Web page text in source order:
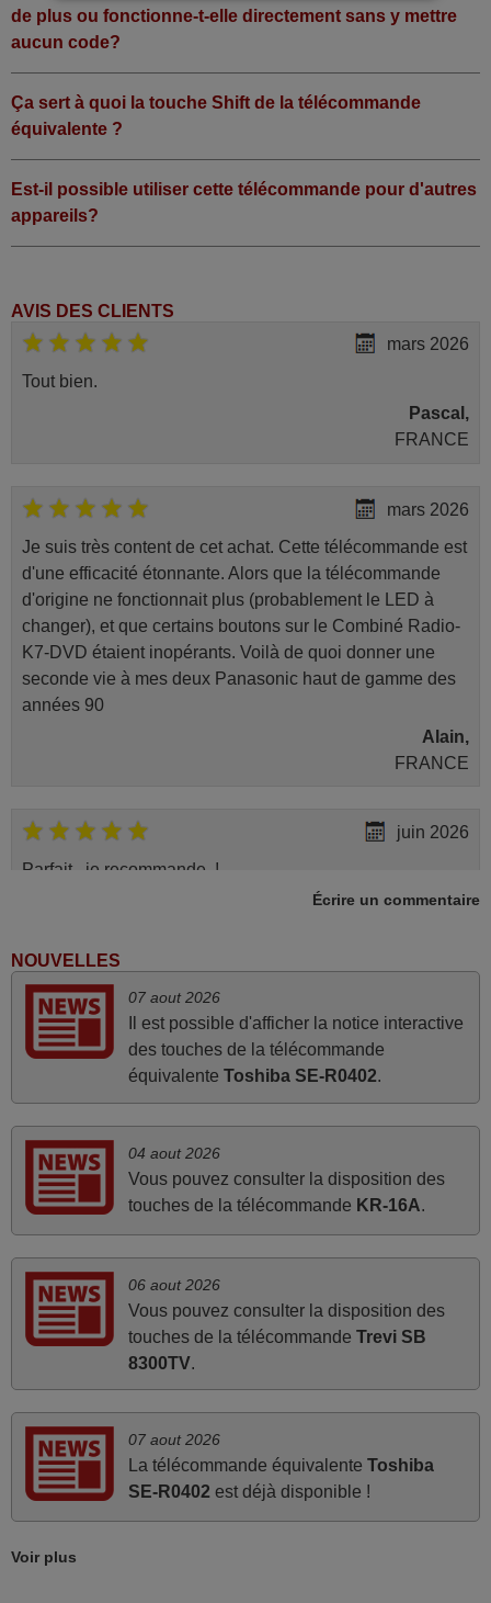
de plus ou fonctionne-t-elle directement sans y mettre
aucun code?
Ça sert à quoi la touche Shift de la télécommande
équivalente ?
Est-il possible utiliser cette télécommande pour d'autres
appareils?
AVIS DES CLIENTS
mars 2026
Tout bien.
Pascal,
FRANCE
mars 2026
Je suis très content de cet achat. Cette télécommande est
d'une efficacité étonnante. Alors que la télécommande
d'origine ne fonctionnait plus (probablement le LED à
changer), et que certains boutons sur le Combiné Radio-
K7-DVD étaient inopérants. Voilà de quoi donner une
seconde vie à mes deux Panasonic haut de gamme des
années 90
Alain,
FRANCE
juin 2026
Parfait.. je recommande..!
Joel,
La telecommande fonctionne tres bien, et service rapide
super.
mai 2026
émis car le délai de 24h était dépassé, néanmoins j'ai
reçu la télécommande au cours du 3ème jour ouvré,
compatible avec mon besoin. Concernant la
fonctionnalité de la télécommande, le produit tient sa
la fonction des différentes touches. De plus, elle est
directement utilisable moyennant l'insertion des 2 piles
fournies.
FRANCE
Écrire un commentaire
NOUVELLES
07 aout 2026
Il est possible d'afficher la notice interactive
des touches de la télécommande
équivalente Toshiba SE-R0402.
04 aout 2026
Vous pouvez consulter la disposition des
touches de la télécommande KR-16A.
06 aout 2026
Vous pouvez consulter la disposition des
touches de la télécommande Trevi SB
8300TV.
07 aout 2026
La télécommande équivalente Toshiba
SE-R0402 est déjà disponible !
Voir plus